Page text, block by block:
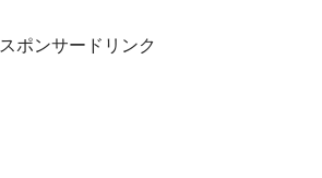
スポンサードリンク